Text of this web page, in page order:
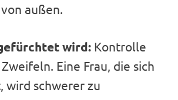
außen.
wird: Kontrolle
Eine Frau, die sich
wird schwerer zu